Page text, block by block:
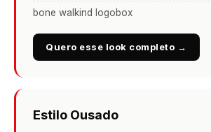
bone walkind logobox
Quero esse look completo →
Estilo Ousado